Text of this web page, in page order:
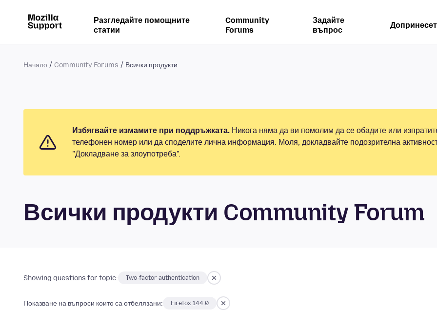
Разгледайте помощните
статии
Community
Forums
Задайте
въпрос
Начало Community Forums Всички продукти
Избягвайте измамите при поддръжката. Никога няма да ви помолим да се обадите или
телефонен номер или да споделите лична информация. Моля, докладвайте подозрителна
"Докладване за злоупотреба".
Всички продукти Community Forum
Showing questions for topic: Two-factor authentication
Показване на въпроси които са отбелязани: Firefox 144.0